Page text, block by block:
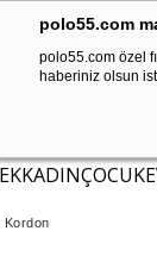
polo55.com
polo55.com özel
haberiniz olsun
KADINÇOCUK
Kordon